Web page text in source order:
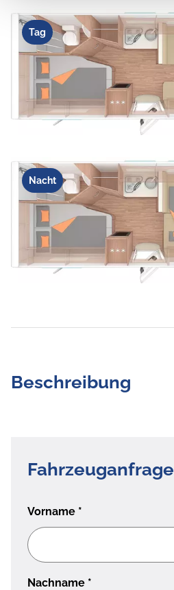
Tag
Nacht
Beschreibung
Fahrzeuganfrage
Vorname *
Nachname *